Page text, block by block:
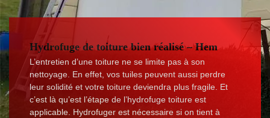
Hydrofuge de toiture bien réalisé – Hem
L’entretien d’une toiture ne se limite pas à son
nettoyage. En effet, vos tuiles peuvent aussi perdre
leur solidité et votre toiture deviendra plus fragile. Et
c’est là qu’est l’étape de l’hydrofuge toiture est
applicable. Hydrofuger est nécessaire si on tient à